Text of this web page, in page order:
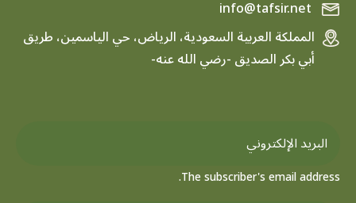
المملكة العربية السعودية، الرياض، حي الياسمين، طريق
أبي بكر الصديق -رضي الله عنه-
The subscriber's email address.